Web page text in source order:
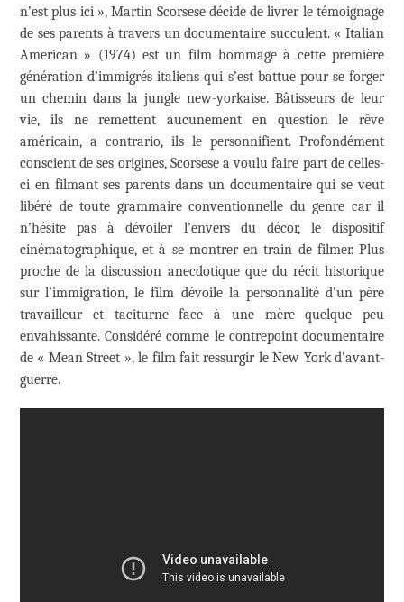
n’est plus ici », Martin Scorsese décide de livrer le témoignage
de ses parents à travers un documentaire succulent. « Italian
American » (1974) est un film hommage à cette première
génération d’immigrés italiens qui s’est battue pour se forger
un chemin dans la jungle new-yorkaise. Bâtisseurs de leur
vie, ils ne remettent aucunement en question le rêve
américain, a contrario, ils le personnifient. Profondément
conscient de ses origines, Scorsese a voulu faire part de celles-
ci en filmant ses parents dans un documentaire qui se veut
libéré de toute grammaire conventionnelle du genre car il
n’hésite pas à dévoiler l’envers du décor, le dispositif
cinématographique, et à se montrer en train de filmer. Plus
proche de la discussion anecdotique que du récit historique
sur l’immigration, le film dévoile la personnalité d’un père
travailleur et taciturne face à une mère quelque peu
envahissante. Considéré comme le contrepoint documentaire
de « Mean Street », le film fait ressurgir le New York d’avant-
guerre.